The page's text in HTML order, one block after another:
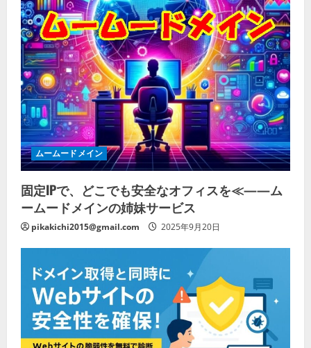
ムームードメイン
固定IPで、どこでも安全なオフィスを≪——ム
ームードメインの姉妹サービス
pikakichi2015@gmail.com 2025年9月20日